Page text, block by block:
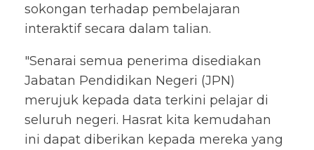
sokongan terhadap pembelajaran
interaktif secara dalam talian.
"Senarai semua penerima disediakan
Jabatan Pendidikan Negeri (JPN)
merujuk kepada data terkini pelajar di
seluruh negeri. Hasrat kita kemudahan
ini dapat diberikan kepada mereka yang